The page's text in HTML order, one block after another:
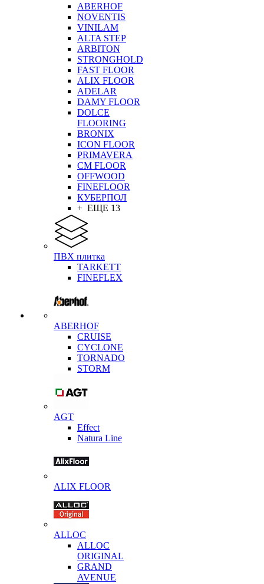
ABERHOF
NOVENTIS
VINILAM
ALTA STEP
ARBITON
STRONGHOLD
FAST FLOOR
ALIX FLOOR
ADELAR
DAMY FLOOR
DOLCE
FLOORING
BRONIX
ICON FLOOR
PRIMAVERA
CM FLOOR
OFFWOOD
FINEFLOOR
КУБЕРПОЛ
+ ЕЩЕ 13
ПВХ плитка
TARKETT
FINEFLEX
ABERHOF
CRUISE
CYCLONE
TORNADO
STORM
AGT
Effect
Natura Line
ALIX FLOOR
ALLOC
ALLOC
ORIGINAL
GRAND
AVENUE